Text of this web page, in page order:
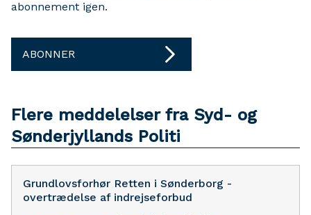
abonnement igen.
ABONNER
Flere meddelelser fra Syd- og
Sønderjyllands Politi
Grundlovsforhør Retten i Sønderborg -
overtrædelse af indrejseforbud